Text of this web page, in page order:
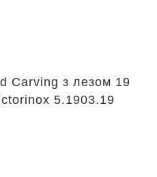
Carving з лезом 19
5.1903.19